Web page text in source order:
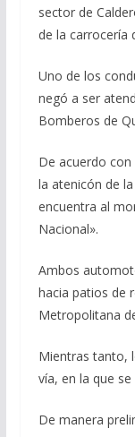
sector de
de la carrocería
Uno de los
negó a ser
Bomberos de
De acuerdo
la atenicón de
encuentra al
Nacional».
Ambos
hacia patios de
Metropolitana
Mientras tanto,
vía, en la que
De manera